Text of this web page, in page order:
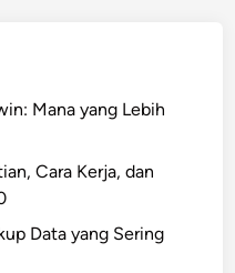
Mana yang Lebih
Cara Kerja, dan
Data yang Sering